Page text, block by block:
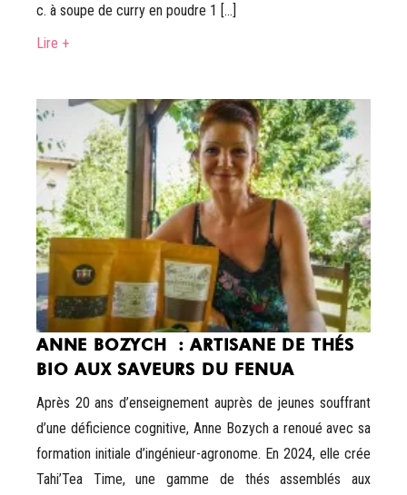
c. à soupe de curry en poudre 1 […]
Lire +
ANNE BOZYCH : ARTISANE DE THÉS
BIO AUX SAVEURS DU FENUA
Après 20 ans d’enseignement auprès de jeunes souffrant
d’une déficience cognitive, Anne Bozych a renoué avec sa
formation initiale d’ingénieur-agronome. En 2024, elle crée
Tahi’Tea Time, une gamme de thés assemblés aux